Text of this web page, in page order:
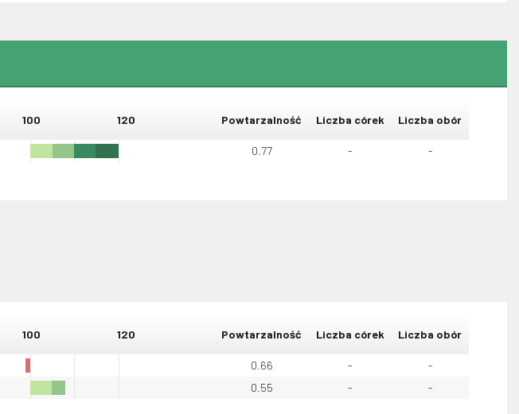
100 120 Powtarzalność Liczba córek Liczba obór
0.77 - -
100 120 Powtarzalność Liczba córek Liczba obór
0.66 - -
0.55 - -